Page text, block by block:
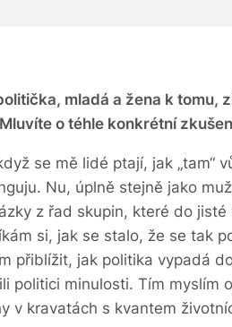
mladá a žena k tomu,
o téhle konkrétní
se mě lidé ptají, jak „tam“
Nu, úplně stejně jako
z řad skupin, které do
si, jak se stalo, že se tak
přiblížit, jak politika vypadá
politici minulosti. Tím myslím
v kravatách s kvantem